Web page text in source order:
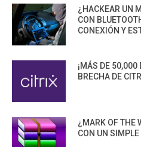
¿HACKEAR UN
CON
CONEXIÓN Y
¡MÁS DE 50,000
BRECHA DE
¿MARK OF THE
CON UN